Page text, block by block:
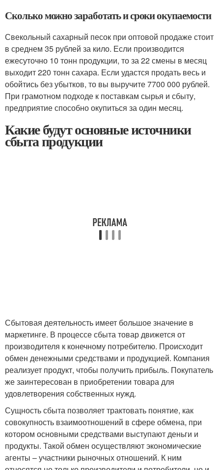
Сколько можно заработать и сроки окупаемости
Свекольный сахарный песок при оптовой продаже стоит
в среднем 35 рублей за кило. Если производится
ежесуточно 10 тонн продукции, то за 22 смены в месяц
выходит 220 тонн сахара. Если удастся продать весь и
обойтись без убытков, то вы выручите 7700 000 рублей.
При грамотном подходе к поставкам сырья и сбыту,
предприятие способно окупиться за один месяц.
Какие будут основные источники
сбыта продукции
Сбытовая деятельность имеет большое значение в
маркетинге. В процессе сбыта товар движется от
производителя к конечному потребителю. Происходит
обмен денежными средствами и продукцией. Компания
реализует продукт, чтобы получить прибыль. Покупатель
же заинтересован в приобретении товара для
удовлетворения собственных нужд.
Сущность сбыта позволяет трактовать понятие, как
совокупность взаимоотношений в сфере обмена, при
котором основными средствами выступают деньги и
продукты. Такой обмен осуществляют экономические
агенты – участники рыночных отношений. К ним